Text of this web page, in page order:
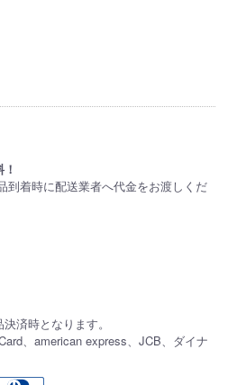
到着時に配送業者へ代金をお渡しくだ
済時となります。
、american express、JCB、ダイナ